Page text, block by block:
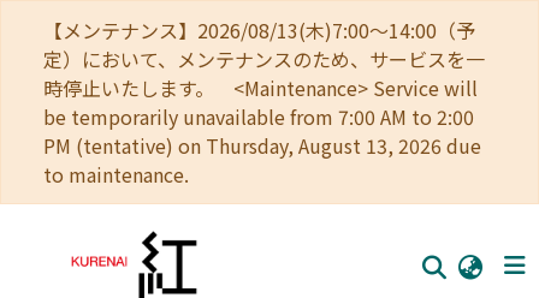
【メンテナンス】2026/08/13(木)7:00～14:00（予
定）において、メンテナンスのため、サービスを一
時停止いたします。 <Maintenance> Service will
be temporarily unavailable from 7:00 AM to 2:00
PM (tentative) on Thursday, August 13, 2026 due
to maintenance.